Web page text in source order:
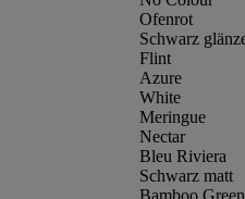
Ofenrot
Schwarz
Flint
Azure
White
Meringue
Nectar
Bleu Riviera
Schwarz matt
Bamboo Green